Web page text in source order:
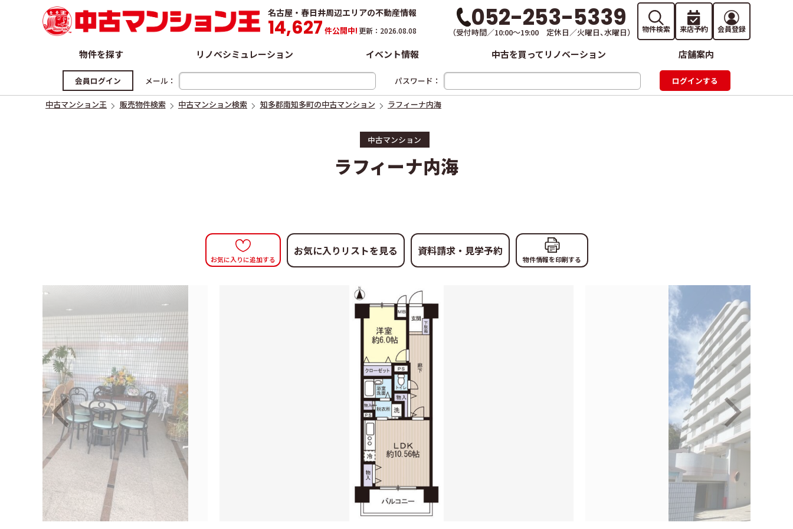
名古屋・春日井周辺エリアの不動産情報
14,627 件公開中! 更新：2026.08.08 052-253-5339
（受付時間／10:00～19:00 定休日／火曜日、水曜日） 物件検索 来店予約 会員登録
物件を探す リノベシミュレーション イベント情報 中古を買ってリノベーション 店舗案内
会員ログイン メール： パスワード：
中古マンション王 販売物件検索 中古マンション検索 知多郡南知多町の中古マンション ラフィーナ内海
中古マンション
ラフィーナ内海
お気に入りに追加する
お気に入りリストを見る
物件情報を印刷する